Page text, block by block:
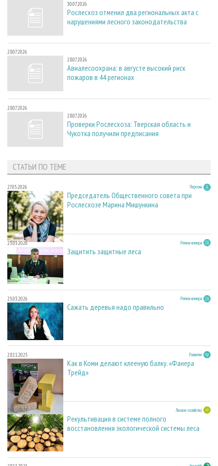
30.07.2026
Рослесхоз отменил два региональных акта с
нарушениями лесного законодательства
28.07.2026
28.07.2026
Авиалесоохрана: в августе высокий риск
пожаров в 44 регионах
28.07.2026
28.07.2026
Проверки Рослесхоза: Тверская область и
Чукотка получили предписания
СТАТЬИ ПО ТЕМЕ
27.05.2026 Персона
Председатель Общественного совета при
Рослесхозе Марина Мишункина
23.03.2026 Регион номера
Защитить защитные леса
23.03.2026 Регион номера
Сажать деревья надо правильно
28.11.2025 Развитие
Как в Коми делают клееную балку. «Фанера
Трейд»
28.11.2025 Лесное хозяйство
Рекультивация в системе полного
восстановления экологической системы леса